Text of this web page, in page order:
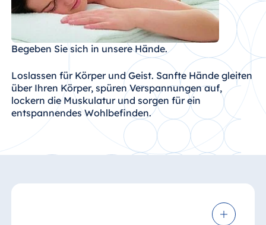
Begeben Sie sich in unsere Hände.
Loslassen für Körper und Geist. Sanfte Hände gleiten
über Ihren Körper, spüren Verspannungen auf,
lockern die Muskulatur und sorgen für ein
entspannendes Wohlbefinden.